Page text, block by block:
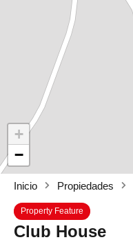
+
−
Inicio Propiedades
Property Feature
Club House